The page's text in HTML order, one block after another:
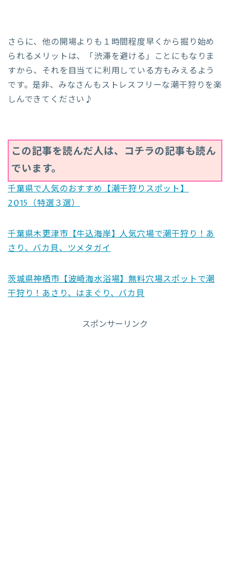
さらに、他の開場よりも１時間程度早くから掘り始め
られるメリットは、「渋滞を避ける」ことにもなりま
すから、それを目当てに利用している方もみえるよう
です。是非、みなさんもストレスフリーな潮干狩りを楽
しんできてください♪
この記事を読んだ人は、コチラの記事も読ん
でいます。
千葉県で人気のおすすめ【潮干狩りスポット】
2015（特選３選）
千葉県木更津市【牛込海岸】人気穴場で潮干狩り！あ
さり、バカ貝、ツメタガイ
茨城県神栖市【波崎海水浴場】無料穴場スポットで潮
干狩り！あさり、はまぐり、バカ貝
スポンサーリンク